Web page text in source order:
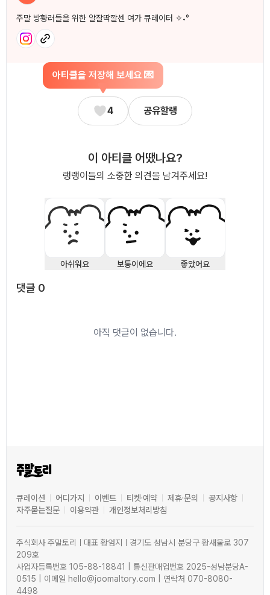
주말 방황러들을 위한 알잘딱깔센 여가 큐레이터 ✧˖°
아티클을 저장해 보세요 💌
4 공유할랭
이 아티클 어땠나요?
랭랭이들의 소중한 의견을 남겨주세요!
아쉬워요 보통이에요 좋았어요
댓글 0
아직 댓글이 없습니다.
큐레이션 어디가지 이벤트 티켓·예약 제휴·문의
공지사항
자주묻는질문
이용약관 개인정보처리방침
주식회사 주말토리ㅣ대표 황엄지ㅣ경기도 성남시 분당구 황새울로 307
209호
사업자등록번호 105-88-18841 | 통신판매업번호 2025-성남분당A-
0515 | 이메일 hello@joomaltory.com | 연락처 070-8080-
4498